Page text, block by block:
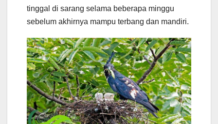
tinggal di sarang selama beberapa minggu
sebelum akhirnya mampu terbang dan mandiri.